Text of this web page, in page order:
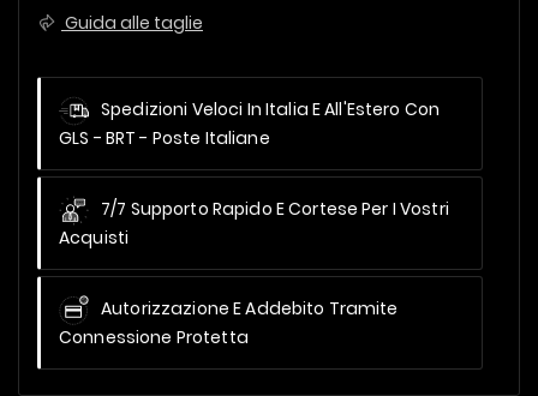
Guida alle taglie
Spedizioni Veloci In Italia E All'Estero Con
GLS - BRT - Poste Italiane
7/7 Supporto Rapido E Cortese Per I Vostri
Acquisti
Autorizzazione E Addebito Tramite
Connessione Protetta